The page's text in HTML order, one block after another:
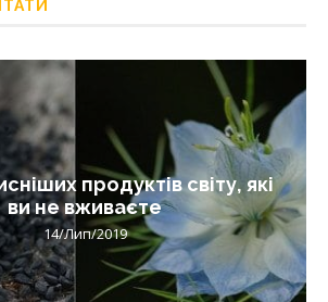
продуктів світу, які
ви не вживаєте
14/Лип/2019